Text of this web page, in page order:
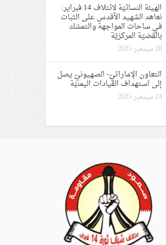
الهيئة النسائيّة لائتلاف 14 فبراير:
نعاهد الشهيد الأقدس على الثبات
في ساحات المواجهة والتمسّك
بالقضيّة المركزيّة
28 سبتمبر 2025
التعاون الإماراتيّ- الصهيونيّ يصل
إلى استهداف القيادات اليمنيّة
24 سبتمبر 2025